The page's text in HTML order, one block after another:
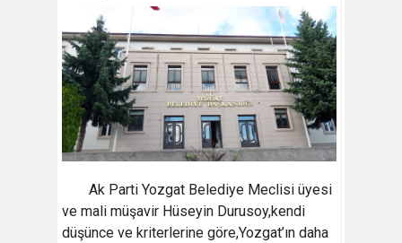
Ak Parti Yozgat Belediye Meclisi üyesi
ve mali müşavir Hüseyin Durusoy,kendi
düşünce ve kriterlerine göre,Yozgat’ın daha